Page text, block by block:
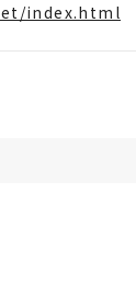
index.html